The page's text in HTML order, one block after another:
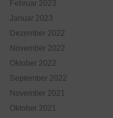
Februar 2023
Januar 2023
Dezember 2022
November 2022
Oktober 2022
September 2022
November 2021
Oktober 2021